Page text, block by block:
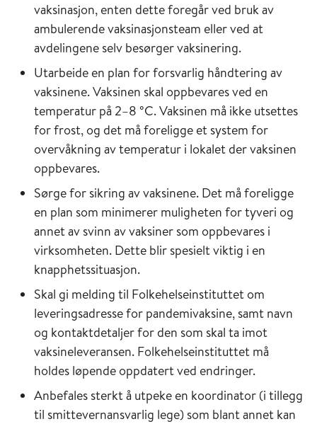
vaksinasjon, enten dette foregår ved bruk av
ambulerende vaksinasjonsteam eller ved at
avdelingene selv besørger vaksinering.
Utarbeide en plan for forsvarlig håndtering av
vaksinene. Vaksinen skal oppbevares ved en
temperatur på 2–8 °C. Vaksinen må ikke utsettes
for frost, og det må foreligge et system for
overvåkning av temperatur i lokalet der vaksinen
oppbevares.
Sørge for sikring av vaksinene. Det må foreligge
en plan som minimerer muligheten for tyveri og
annet av svinn av vaksiner som oppbevares i
virksomheten. Dette blir spesielt viktig i en
knapphetssituasjon.
Skal gi melding til Folkehelseinstituttet om
leveringsadresse for pandemivaksine, samt navn
og kontaktdetaljer for den som skal ta imot
vaksineleveransen. Folkehelseinstituttet må
holdes løpende oppdatert ved endringer.
Anbefales sterkt å utpeke en koordinator (i tillegg
til smittevernansvarlig lege) som blant annet kan